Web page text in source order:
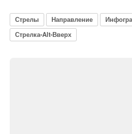
Стрелы Направление
Стрелка-Alt-Вверх